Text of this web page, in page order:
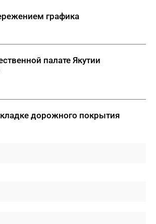
графика
палате Якутии
дорожного покрытия